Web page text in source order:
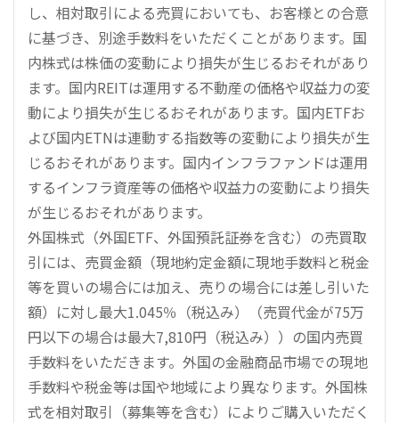
し、相対取引による売買においても、お客様との合意
に基づき、別途手数料をいただくことがあります。国
内株式は株価の変動により損失が生じるおそれがあり
ます。国内REITは運用する不動産の価格や収益力の変
動により損失が生じるおそれがあります。国内ETFお
よび国内ETNは連動する指数等の変動により損失が生
じるおそれがあります。国内インフラファンドは運用
するインフラ資産等の価格や収益力の変動により損失
が生じるおそれがあります。
外国株式（外国ETF、外国預託証券を含む）の売買取
引には、売買金額（現地約定金額に現地手数料と税金
等を買いの場合には加え、売りの場合には差し引いた
額）に対し最大1.045％（税込み）（売買代金が75万
円以下の場合は最大7,810円（税込み））の国内売買
手数料をいただきます。外国の金融商品市場での現地
手数料や税金等は国や地域により異なります。外国株
式を相対取引（募集等を含む）によりご購入いただく